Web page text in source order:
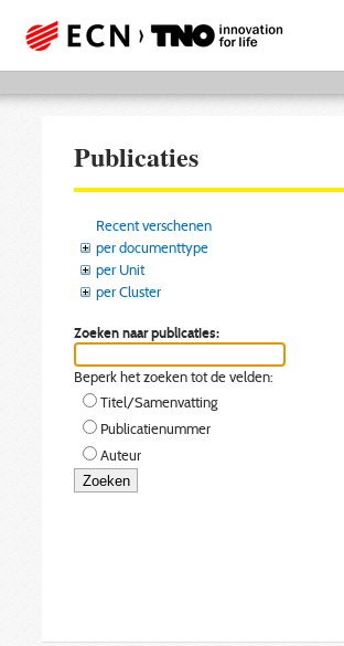
Publicaties
Recent verschenen
per documenttype
per Unit
per Cluster
Zoeken naar publicaties:
Beperk het zoeken tot de velden:
Titel/Samenvatting
Publicatienummer
Auteur